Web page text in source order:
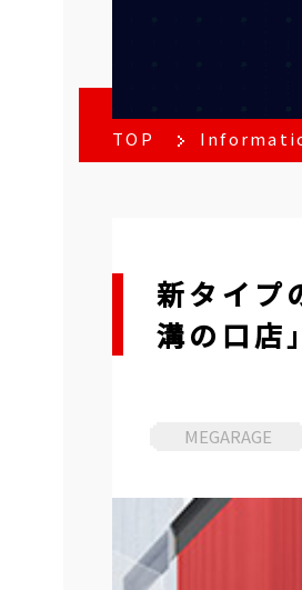
TOP
新タイプ
溝の口店
MEGARAGE